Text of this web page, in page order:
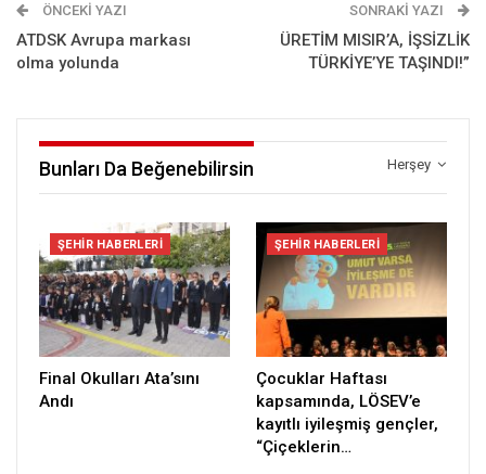
ÖNCEKI YAZI
ATDSK Avrupa markası
olma yolunda
SONRAKI YAZI
ÜRETİM MISIR’A, İŞSİZLİK
TÜRKİYE’YE TAŞINDI!”
Herşey
Bunları Da Beğenebilirsin
ŞEHIR HABERLERI
Final Okulları Ata’sını
Andı
ŞEHIR HABERLERI
Çocuklar Haftası
kapsamında, LÖSEV’e
kayıtlı iyileşmiş gençler,
“Çiçeklerin…